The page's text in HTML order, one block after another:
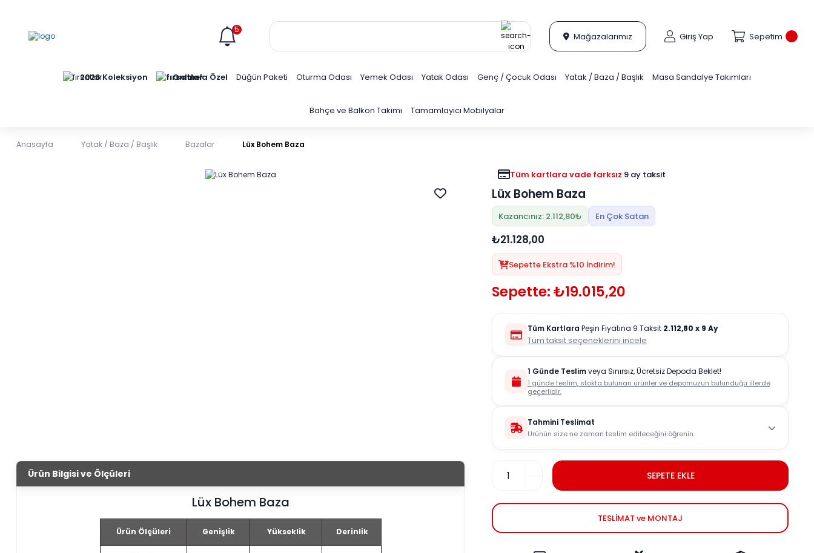
5
Mağazalarımız Giriş Yap Sepetim
2026 Koleksiyon Online'a Özel Düğün Paketi Oturma Odası Yemek Odası Yatak Odası Genç / Çocuk Odası Yatak / Baza / Başlık Masa Sandalye Takımları
Bahçe ve Balkon Takımı Tamamlayıcı Mobilyalar
Anasayfa Yatak / Baza / Başlık Bazalar Lüx Bohem Baza
Ürün Bilgisi ve Ölçüleri
Lüx Bohem Baza
Ürün Ölçüleri Genişlik Yükseklik Derinlik
Tüm kartlara vade farksız 9 ay taksit
Lüx Bohem Baza
Kazancınız: 2.112,80₺ En Çok Satan
₺21.128,00
Sepette Ekstra %10 İndirim!
Sepette: ₺19.015,20
Tüm Kartlara Peşin Fiyatına 9 Taksit 2.112,80 x 9 Ay
Tüm taksit seçeneklerini incele
1 Günde Teslimveya Sınırsız, Ücretsiz Depoda Beklet!
1 günde teslim, stokta bulunan ürünler ve depomuzun bulunduğu illerde
geçerlidir.
Tahmini Teslimat
Ürünün size ne zaman teslim edileceğini öğrenin.
SEPETE EKLE
TESLİMAT ve MONTAJ